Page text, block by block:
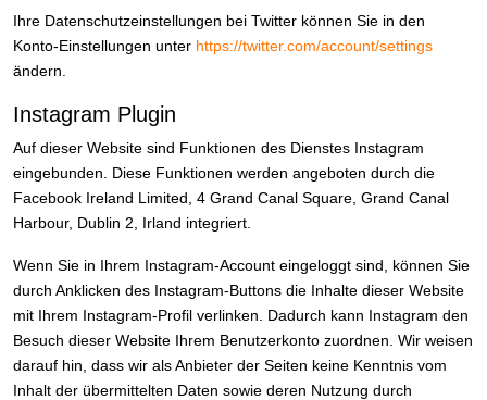
Ihre Datenschutzeinstellungen bei Twitter können Sie in den
Konto-Einstellungen unter https://twitter.com/account/settings
ändern.
Instagram Plugin
Auf dieser Website sind Funktionen des Dienstes Instagram
eingebunden. Diese Funktionen werden angeboten durch die
Facebook Ireland Limited, 4 Grand Canal Square, Grand Canal
Harbour, Dublin 2, Irland integriert.
Wenn Sie in Ihrem Instagram-Account eingeloggt sind, können Sie
durch Anklicken des Instagram-Buttons die Inhalte dieser Website
mit Ihrem Instagram-Profil verlinken. Dadurch kann Instagram den
Besuch dieser Website Ihrem Benutzerkonto zuordnen. Wir weisen
darauf hin, dass wir als Anbieter der Seiten keine Kenntnis vom
Inhalt der übermittelten Daten sowie deren Nutzung durch